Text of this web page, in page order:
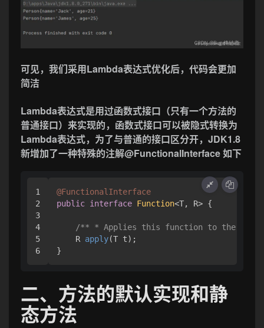
可见，我们采用Lambda表达式优化后，代码会更加
简洁
Lambda表达式是用过函数式接口（只有一个方法的
普通接口）来实现的，函数式接口可以被隐式转换为
Lambda表达式，为了与普通的接口区分开，JDK1.8
新增加了一种特殊的注解@FunctionalInterface 如下
1
2
3
4
5
@FunctionalInterface
public interface Function<T, R> {
/** * Applies this function to the
    R
apply(T t) ;
}
二、方法的默认实现和静
态方法